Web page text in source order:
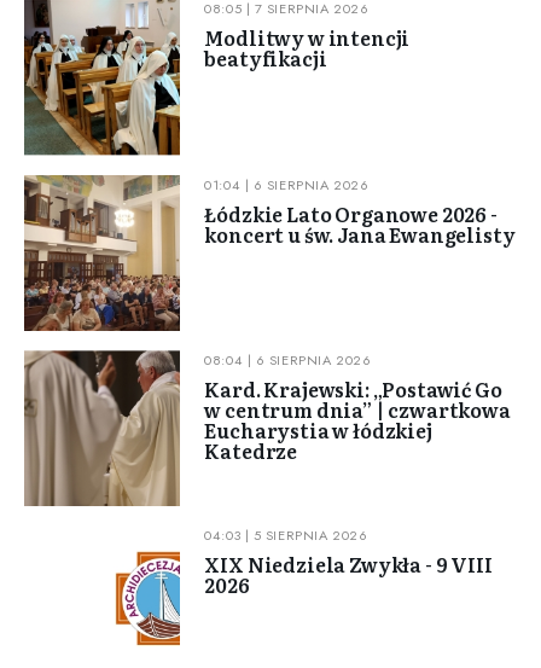
08:05 | 7 SIERPNIA 2026
Modlitwy w intencji
beatyfikacji
01:04 | 6 SIERPNIA 2026
Łódzkie Lato Organowe 2026 -
koncert u św. Jana Ewangelisty
08:04 | 6 SIERPNIA 2026
Kard. Krajewski: „Postawić Go
w centrum dnia” | czwartkowa
Eucharystia w łódzkiej
Katedrze
04:03 | 5 SIERPNIA 2026
XIX Niedziela Zwykła - 9 VIII
2026